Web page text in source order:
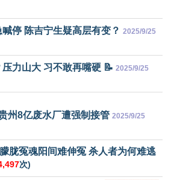
停 陈吉宁生疑高层有变？ 2025/9/25
力山大 习不敢再嘴硬 📝 2025/9/25
州8亿废水厂遭强制接管 2025/9/25
胧冤魂阳间难伸冤 杀人者为何难逃
次)